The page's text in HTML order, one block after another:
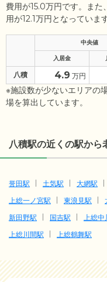
費用が15.0万円です。ま
用が12.1万円となっています
中央値
入居金
八積 4.9 万円
※施設数が少ないエリアの
場を算出しています。
八積駅の近くの駅から
誉田駅 土気駅 大網駅
上総一ノ宮駅
東浪見駅
新田野駅
国吉駅 上総中
上総川間駅
上総鶴舞駅